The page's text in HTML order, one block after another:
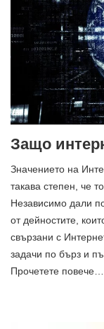
Защо
Значението на
такава степен, че
Независимо дали
от дейностите,
свързани с
задачи по бърз и
Прочетете повече…